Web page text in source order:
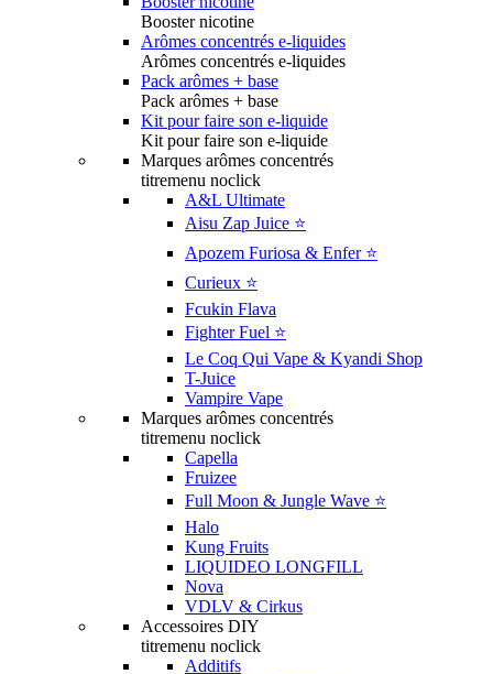
Booster nicotine
Arômes concentrés e-liquides
Arômes concentrés e-liquides
Pack arômes + base
Pack arômes + base
Kit pour faire son e-liquide
Kit pour faire son e-liquide
Marques arômes concentrés
titremenu noclick
A&L Ultimate
Aisu Zap Juice ⭐️
Apozem Furiosa & Enfer ⭐️
Curieux ⭐️
Fcukin Flava
Fighter Fuel ⭐️
Le Coq Qui Vape & Kyandi Shop
T-Juice
Vampire Vape
Marques arômes concentrés
titremenu noclick
Capella
Fruizee
Full Moon & Jungle Wave ⭐️
Halo
Kung Fruits
LIQUIDEO LONGFILL
Nova
VDLV & Cirkus
Accessoires DIY
titremenu noclick
Additifs